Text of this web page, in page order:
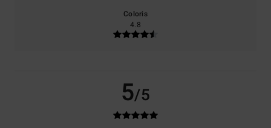
Coloris
4.8
5/5